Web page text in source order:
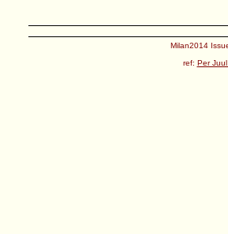
Milan2014
ref: Per